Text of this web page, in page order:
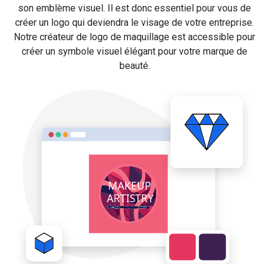
son emblème visuel. Il est donc essentiel pour vous de
créer un logo qui deviendra le visage de votre entreprise.
Notre créateur de logo de maquillage est accessible pour
créer un symbole visuel élégant pour votre marque de
beauté.